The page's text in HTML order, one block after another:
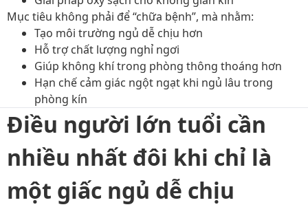
Mục tiêu không phải để “chữa bệnh”, mà nhằm:
Tạo môi trường ngủ dễ chịu hơn
Hỗ trợ chất lượng nghỉ ngơi
Giúp không khí trong phòng thông thoáng hơn
Hạn chế cảm giác ngột ngạt khi ngủ lâu trong
phòng kín
Điều người lớn tuổi cần
nhiều nhất đôi khi chỉ là
một giấc ngủ dễ chịu